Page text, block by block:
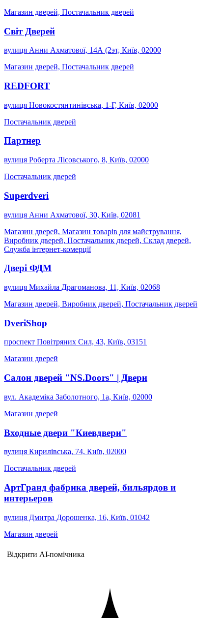
Магазин дверей, Постачальник дверей
Світ Дверей
вулиця Анни Ахматової, 14А (2эт, Київ, 02000
Магазин дверей, Постачальник дверей
REDFORT
вулиця Новокостянтинівська, 1-Г, Київ, 02000
Постачальник дверей
Партнер
вулиця Роберта Лісовського, 8, Київ, 02000
Постачальник дверей
Superdveri
вулиця Анни Ахматової, 30, Київ, 02081
Магазин дверей, Магазин товарів для майстрування,
Виробник дверей, Постачальник дверей, Склад дверей,
Служба інтернет-комерції
Двері ФДМ
вулиця Михайла Драгоманова, 11, Київ, 02068
Магазин дверей, Виробник дверей, Постачальник дверей
DveriShop
проспект Повітряних Сил, 43, Київ, 03151
Магазин дверей
Салон дверей "NS.Doors" | Двери
вул. Академіка Заболотного, 1а, Київ, 02000
Магазин дверей
Входные двери "Киевдвери"
вулиця Кирилівська, 74, Київ, 02000
Постачальник дверей
АртГранд фабрика дверей, бильярдов и
интерьеров
вулиця Дмитра Дорошенка, 16, Київ, 01042
Магазин дверей
Відкрити AI-помічника